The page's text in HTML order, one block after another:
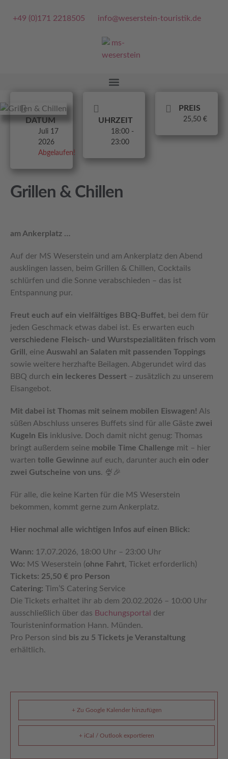
+49 (0)171 2218505 info@weserstein-touristik.de
DATUM
Juli 17
2026
Abgelaufen!
UHRZEIT
18:00 -
23:00
PREIS
25,50 €
Grillen & Chillen
am Ankerplatz …
Auf der MS Weserstein und am Ankerplatz den Abend
ausklingen lassen, beim Grillen & Chillen, Cocktails
schlürfen und die Sonne verabschieden – das ist
Entspannung pur.
Freut euch auf ein vielfältiges BBQ-Buffet, bei dem für
jeden Geschmack etwas dabei ist. Es erwarten euch
verschiedene Fleisch- und Wurstspezialitäten frisch vom
Grill , eine Auswahl an Salaten mit passenden Toppings
sowie weitere herzhafte Beilagen. Abgerundet wird das
BBQ durch ein leckeres Dessert – zusätzlich zu unserem
Eisangebot.
Mit dabei ist Thomas mit seinem mobilen Eiswagen! Als
süßen Abschluss unseres Buffets sind für alle Gäste zwei
Kugeln Eis inklusive. Doch damit nicht genug: Thomas
bringt außerdem seine mobile Time Challenge mit – hier
warten tolle Gewinne auf euch, darunter auch ein oder
zwei Gutscheine von uns. 🍨🎉
Für alle, die keine Karten für die MS Weserstein
bekommen, kommt gerne zum Ankerplatz.
Hier nochmal alle wichtigen Infos auf einen Blick:
Wann: 17.07.2026, 18:00 Uhr – 23:00 Uhr
Wo: MS Weserstein (ohne Fahrt, Ticket erforderlich)
Tickets: 25,50 € pro Person
Catering: Tim’S Catering Service
Die Tickets erhaltet ihr ab dem 20.02.2026 – 10:00 Uhr
ausschließlich über das Buchungsportal
der
Touristeninformation Hann. Münden.
Pro Person sind
bis zu 5 Tickets je Veranstaltung
erhältlich.
+ Zu Google Kalender hinzufügen
+ iCal / Outlook exportieren